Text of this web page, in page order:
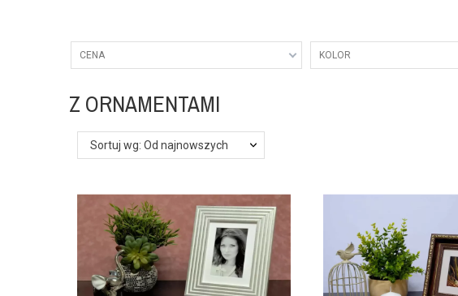
CENA KOLOR
Z ORNAMENTAMI
Sortuj wg: Od najnowszych